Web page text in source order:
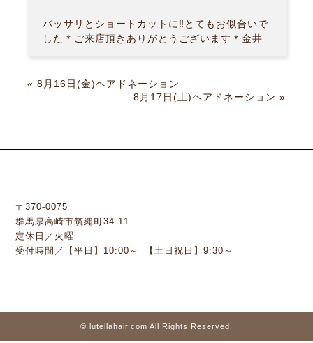
バッサリとショートカットに‼︎とてもお似合いで
した＊ご来店頂きありがとうございます＊金井
« 8月16日(金)ヘアドネーション
8月17日(土)ヘアドネーション »
〒370-0075
群馬県高崎市筑縄町34-11
定休日／火曜
受付時間／【平日】10:00～ 【土日祝日】9:30～
© lutellahair.com All Rights Reserved.